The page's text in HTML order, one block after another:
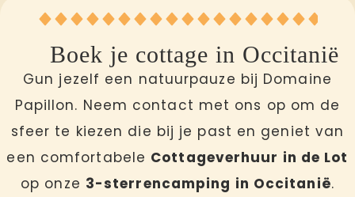
Boek je cottage in Occitanië
Gun jezelf een natuurpauze bij Domaine
Papillon. Neem contact met ons op om de
sfeer te kiezen die bij je past en geniet van
een comfortabele Cottageverhuur in de Lot
op onze 3-sterrencamping in Occitanië.